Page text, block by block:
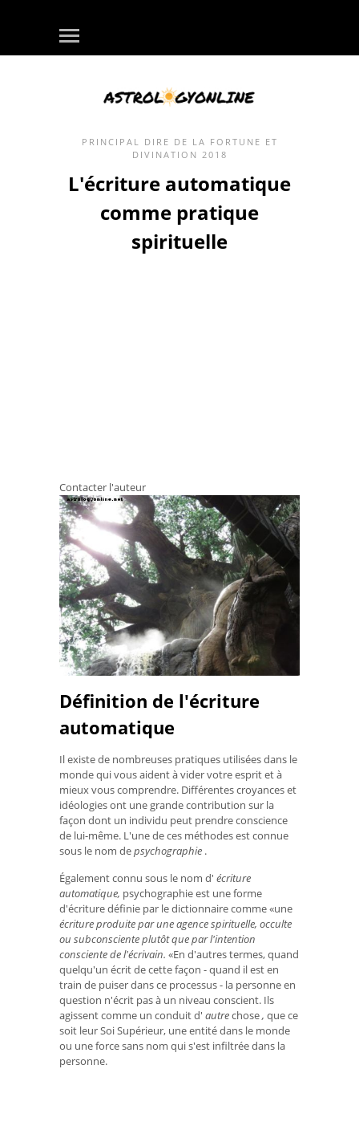
PRINCIPAL
DIRE DE LA FORTUNE ET
DIVINATION 2018
L'écriture automatique
comme pratique
spirituelle
Contacter l'auteur
Définition de l'écriture
automatique
Il existe de nombreuses pratiques utilisées dans le
monde qui vous aident à vider votre esprit et à
mieux vous comprendre. Différentes croyances et
idéologies ont une grande contribution sur la
façon dont un individu peut prendre conscience
de lui-même. L'une de ces méthodes est connue
sous le nom depsychographie .
Également connu sous le nom d' écriture
automatique, psychographieest une forme
d'écriture définie par le dictionnaire comme «une
écriture produite par une agence spirituelle, occulte
ou subconsciente plutôt que par l'intention
consciente de l'écrivain. «En d'autres termes, quand
quelqu'un écrit de cette façon - quand il est en
train de puiser dans ce processus - la personne en
question n'écrit pas à un niveau conscient. Ils
agissent comme un conduit d' autrechose, que ce
soit leur Soi Supérieur, une entité dans le monde
ou une force sans nom qui s'est infiltrée dans la
personne.